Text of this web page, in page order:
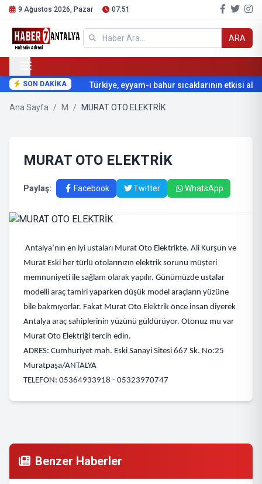
9 Ağustos 2026, Pazar 07:51
ARA
SON DAKİKA Türkiye, eyyam-ı bahur sıcaklarının etkisi
Ana Sayfa / M / MURAT OTO ELEKTRİK
MURAT OTO ELEKTRİK
Paylaş: Facebook Twitter WhatsApp
Antalya’nın en iyi ustaları Murat Oto Elektrikte. Ali Kurşun ve
Murat Eski her türlü otolarınızın elektrik sorunu müşteri
memnuniyeti ile sağlam olarak yapılır. Günümüzde ustalar
modelli araç tamiri yaparken düşük model araçların yüzüne
bile bakmıyorlar. Fakat Murat Oto Elektrik önce insan diyerek
Antalya araç sahiplerinin yüzünü güldürüyor. Otonuz mu var
Murat Oto Elektriği tercih edin.
ADRES: Cumhuriyet mah. Eski Sanayi Sitesi 667 Sk. No:25
Muratpaşa/ANTALYA
TELEFON: 05364933918 - 05323970747
Benzer Haberler